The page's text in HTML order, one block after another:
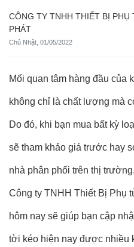
CÔNG TY TNHH THIẾT BỊ PHỤ
PHÁT
Chủ Nhật, 01/05/2022
Mối quan tâm hàng đầu của
không chỉ là chất lượng mà
Do đó, khi bạn mua bất kỳ
sẽ tham khảo giá trước hay
nhà phân phối trên thị
Công ty TNHH Thiết Bị Phụ
hôm nay sẽ giúp bạn cập
tời kéo hiện nay được nhiều